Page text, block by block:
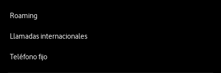
Roaming
Llamadas internacionales
Teléfono fijo